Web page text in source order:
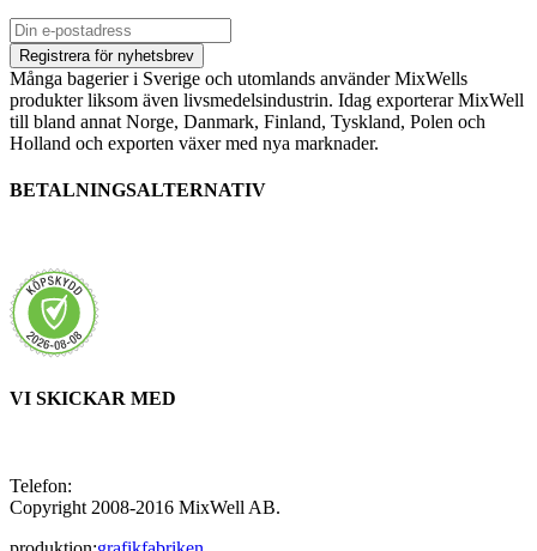
Många bagerier i Sverige och utomlands använder MixWells
produkter liksom även livsmedelsindustrin. Idag exporterar MixWell
till bland annat Norge, Danmark, Finland, Tyskland, Polen och
Holland och exporten växer med nya marknader.
BETALNINGSALTERNATIV
VI SKICKAR MED
Telefon:
Copyright 2008-2016 MixWell AB.